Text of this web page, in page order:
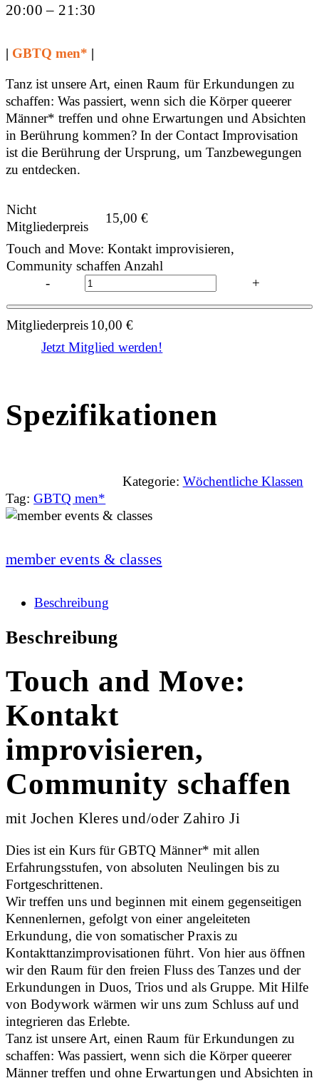
20:00 – 21:30
| GBTQ men* |
Tanz ist unsere Art, einen Raum für Erkundungen zu
schaffen: Was passiert, wenn sich die Körper queerer
Männer* treffen und ohne Erwartungen und Absichten
in Berührung kommen? In der Contact Improvisation
ist die Berührung der Ursprung, um Tanzbewegungen
zu entdecken.
Nicht
Mitgliederpreis
15,00€
Touch and Move: Kontakt improvisieren,
Community schaffen Anzahl
-
+
Mitgliederpreis10,00€
Jetzt Mitglied werden!
Spezifikationen
Kategorie: Wöchentliche Klassen
Tag: GBTQ men*
member events & classes
Beschreibung
Beschreibung
Touch and Move:
Kontakt
improvisieren,
Community schaffen
mit Jochen Kleres und/oder Zahiro Ji
Dies ist ein Kurs für GBTQ Männer* mit allen
Erfahrungsstufen, von absoluten Neulingen bis zu
Fortgeschrittenen.
Wir treffen uns und beginnen mit einem gegenseitigen
Kennenlernen, gefolgt von einer angeleiteten
Erkundung, die von somatischer Praxis zu
Kontakttanzimprovisationen führt. Von hier aus öffnen
wir den Raum für den freien Fluss des Tanzes und der
Erkundungen in Duos, Trios und als Gruppe. Mit Hilfe
von Bodywork wärmen wir uns zum Schluss auf und
integrieren das Erlebte.
Tanz ist unsere Art, einen Raum für Erkundungen zu
schaffen: Was passiert, wenn sich die Körper queerer
Männer treffen und ohne Erwartungen und Absichten in